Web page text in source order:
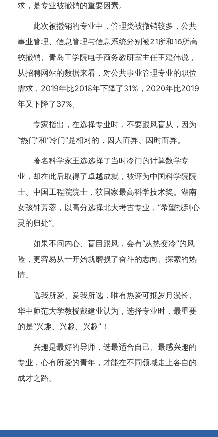
求，是专业被撤销的重要因素。
此次被撤销的专业中，管理类被撤销较多，公共
事业管理、信息管理与信息系统分别被21所和16所高
校撤销。青岛工学院电子商务教研室主任王建伟说，
从招聘网站的数据来看，对公共事业管理专业的职位
需求，2019年比2018年下降了31%，2020年比2019
年又下降了37%。
专家指出，在选择专业时，不要跟风盲从，因为
“热门”和“冷门”是相对的，因人而异、因时而异。
著名科学家王选选择了当时冷门的计算数学专
业，却在此后取得了卓越成就，被评为中国科学院院
士、中国工程院院士，获国家最高科学技术奖。湖南
女孩钟芳蓉，以高分选择北大考古专业，“希望找到心
灵的归处”。
如果不问内心、盲目跟风，会有“从热变冷”的风
险，更容易从一开始就磨损了奋斗的志向、探索的热
情。
选我所爱、爱我所选，唯有热爱可抵岁月漫长。
华中师范大学教授戴建业认为，选择专业时，最重要
的是“兴趣、兴趣、兴趣”！
兴趣是最好的导师，选最适合自己、最感兴趣的
专业，心有所爱的青年，才能在不同领域走上各自的
成才之路。